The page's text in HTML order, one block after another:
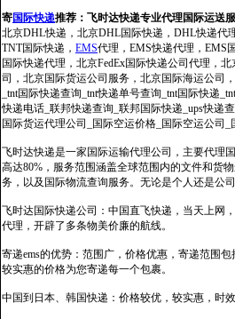
寄国际快递推荐： 飞时达快递专业代理国际运送
北京DHL快递，北京DHL国际快递，DHL快递代
TNT国际快递， EMS代理，EMS快递代理，EMS
国际快递代理，北京FedEx国际快递公司代理，
司，北京国际货运公司服务，北京国际海运公司
_tnt国际快递查询_tnt快递单号查询_tnt国际快递
快递电话_联邦快递查询_联邦国际快递_ups快递
国际货运代理公司_国际空运价格_国际空运公司
飞时达快递是一家国际运输代理公司，主要代理
高达80%，服务范围涵盖全球范围内的文件和货
务，以及国际物流查询服务。无论是个人还是公
飞时达国际快递公司：中国直飞快递，当天上网
代理，开辟了多条物美价廉的航线。
寄递ems的优势：范围广，价格优惠，寄递范围
较实惠的价格为您寄递每一个包裹。
中国到日本、韩国快递：价格较优，较实惠，时效